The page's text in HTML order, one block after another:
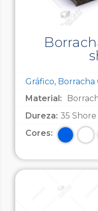
Gráfico, Borracha
Material:
Dureza: 35 Shore
Cores: